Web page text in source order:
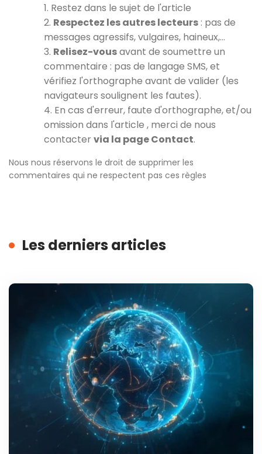
1. Restez dans le sujet de l'article
2. Respectez les autres lecteurs : pas de
messages agressifs, vulgaires, haineux,…
3. Relisez-vousavant de soumettre un
commentaire : pas de langage SMS, et
vérifiez l'orthographe avant de valider (les
navigateurs soulignent les fautes).
4. En cas d'erreur, faute d'orthographe, et/ou
omission dans l'article , merci de nous
contacter via la page Contact.
Nous nous réservons le droit de supprimer les
commentaires qui ne respectent pas ces règles
Les derniers articles